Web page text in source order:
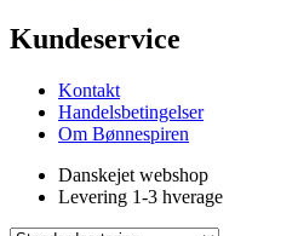
Kundeservice
Kontakt
Handelsbetingelser
Om Bønnespiren
Danskejet webshop
Levering 1-3 hverage